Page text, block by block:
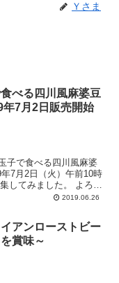
Ｙさま
べる四川風麻婆豆
年7月2日販売開始
7月2日（火）午前10時
2019.06.26
アンローストビー
賞味～